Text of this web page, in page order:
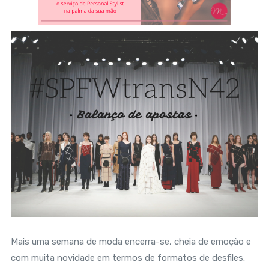
Mais uma semana de moda encerra-se, cheia de emoção e
com muita novidade em termos de formatos de desfiles.